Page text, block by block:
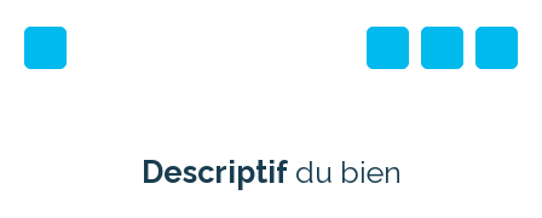
Descriptifdu bien